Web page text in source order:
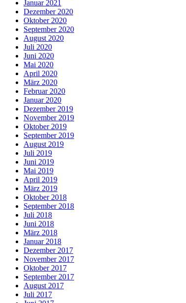
Januar 2021
Dezember 2020
Oktober 2020
September 2020
August 2020
Juli 2020
Juni 2020
Mai 2020
April 2020
März 2020
Februar 2020
Januar 2020
Dezember 2019
November 2019
Oktober 2019
September 2019
August 2019
Juli 2019
Juni 2019
Mai 2019
April 2019
März 2019
Oktober 2018
September 2018
Juli 2018
Juni 2018
März 2018
Januar 2018
Dezember 2017
November 2017
Oktober 2017
September 2017
August 2017
Juli 2017